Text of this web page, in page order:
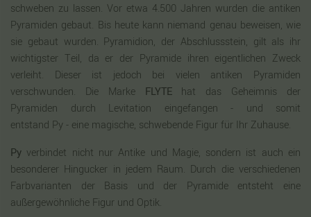
schweben zu lassen. Vor etwa 4.500 Jahren wurden die antiken
Pyramiden gebaut. Bis heute kann niemand genau beweisen, wie
sie gebaut wurden. Pyramidion, der Abschlussstein, gilt als ihr
wichtigster Teil, da er der Pyramide ihren eigentlichen Zweck
verleiht. Dieser ist jedoch bei vielen antiken Pyramiden
verschwunden. Die Marke FLYTE hat das Geheimnis der
Pyramiden durch Levitation eingefangen - und somit
entstand Py - eine magische, schwebende Figur für Ihr Zuhause.
Py verbindet nicht nur Antike und Magie, sondern ist auch ein
besonderer Hingucker in jedem Raum. Durch die verschiedenen
Farbvarianten der Basis und der Pyramide entsteht eine
außergewöhnliche Figur und Optik.